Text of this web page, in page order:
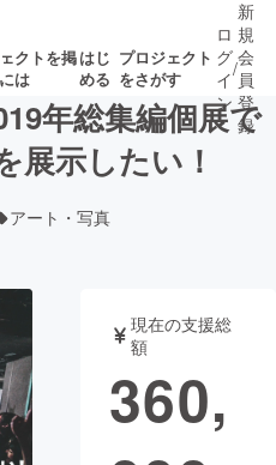
クトを掲
は
はじ
める
プロジェクト
をさがす
募集終了が近いプ
ロジェクト
音楽
ット ゲーム・サ
ロ
グ
イ
ン
/
新
規
会
員
登
録
年総集編個展で
展示したい！
アート・写真
現在の支援総
額
360,